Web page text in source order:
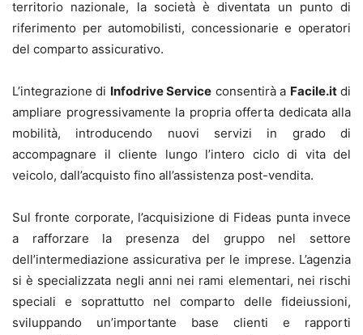
territorio nazionale, la società è diventata un punto di
riferimento per automobilisti, concessionarie e operatori
del comparto assicurativo.
L’integrazione di Infodrive Service consentirà a Facile.itdi
ampliare progressivamente la propria offerta dedicata alla
mobilità, introducendo nuovi servizi in grado di
accompagnare il cliente lungo l’intero ciclo di vita del
veicolo, dall’acquisto fino all’assistenza post-vendita.
Sul fronte corporate, l’acquisizione di Fideas punta invece
a rafforzare la presenza del gruppo nel settore
dell’intermediazione assicurativa per le imprese. L’agenzia
si è specializzata negli anni nei rami elementari, nei rischi
speciali e soprattutto nel comparto delle fideiussioni,
sviluppando un’importante base clienti e rapporti